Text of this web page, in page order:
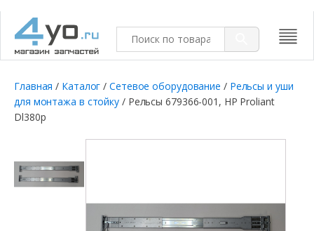
Главная / Каталог /Сетевое оборудование / Рельсы и уши
для монтажа в стойку / Рельсы 679366-001, HP Proliant
Dl380p